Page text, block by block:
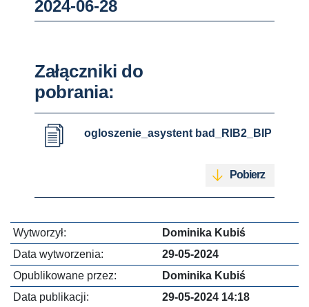
2024-06-28
Załączniki do
pobrania:
ogloszenie_asystent bad_RIB2_BIP
Pobierz
Wytworzył:
Dominika Kubiś
Data wytworzenia:
29-05-2024
Opublikowane przez:
Dominika Kubiś
Data publikacji:
29-05-2024 14:18